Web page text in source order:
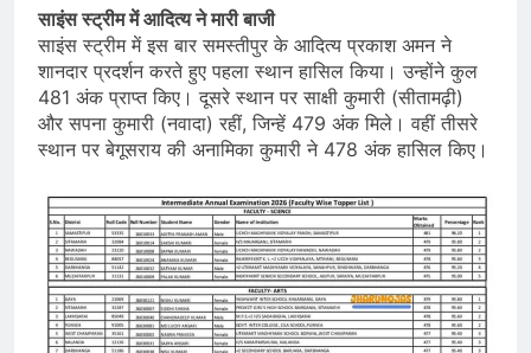
साइंस स्ट्रीम में आदित्य ने मारी बाजी
साइंस स्ट्रीम में इस बार समस्तीपुर के आदित्य प्रकाश अमन ने
शानदार प्रदर्शन करते हुए पहला स्थान हासिल किया। उन्होंने कुल
481 अंक प्राप्त किए। दूसरे स्थान पर साक्षी कुमारी (सीतामढ़ी)
और सपना कुमारी (नवादा) रहीं, जिन्हें 479 अंक मिले। वहीं तीसरे
स्थान पर बेगूसराय की अनामिका कुमारी ने 478 अंक हासिल किए।